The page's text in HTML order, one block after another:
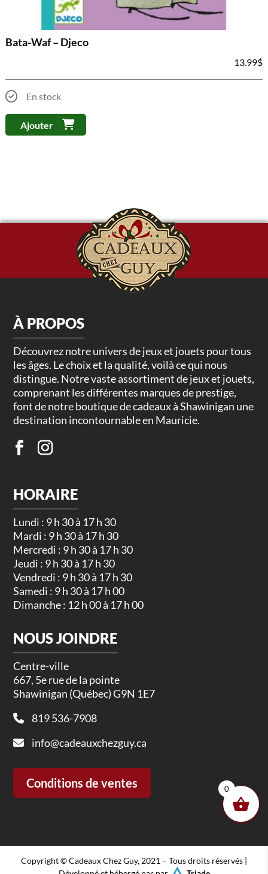
Bata-Waf – Djeco
13.99$
En stock
Ajouter
À PROPOS
Découvrez notre univers de jeux et jouets pour tous
les âges. Le choix et la qualité, voilà ce qui nous
distingue. Notre vaste assortiment de jeux et jouets,
comprenant les différentes marques de prestige,
font de notre boutique de cadeaux à Shawinigan une
destination incontournable en Mauricie.
HORAIRE
Lundi : 9 h 30 à 17 h 30
Mardi : 9 h 30 à 17 h 30
Mercredi : 9 h 30 à 17 h 30
Jeudi : 9 h 30 à 17 h 30
Vendredi : 9 h 30 à 17 h 30
Samedi : 9 h 30 à 17 h 00
Dimanche : 12 h 00 à 17 h 00
NOUS JOINDRE
Centre-ville
667, 5e rue de la pointe
Shawinigan (Québec) G9N 1E7
819 536-7908
info@cadeauxchezguy.ca
Conditions de ventes
Copyright © Cadeaux Chez Guy, 2021 – Tous droits réservés |
0